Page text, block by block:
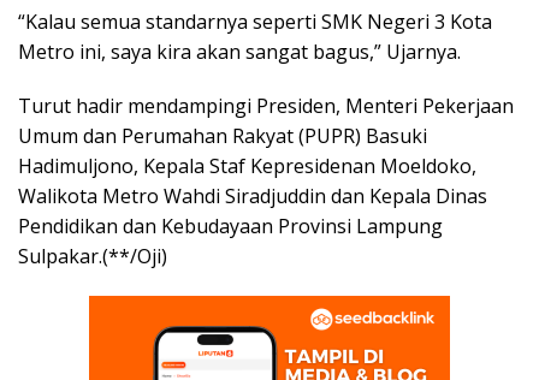
“Kalau semua standarnya seperti SMK Negeri 3 Kota
Metro ini, saya kira akan sangat bagus,” Ujarnya.
Turut hadir mendampingi Presiden, Menteri Pekerjaan
Umum dan Perumahan Rakyat (PUPR) Basuki
Hadimuljono, Kepala Staf Kepresidenan Moeldoko,
Walikota Metro Wahdi Siradjuddin dan Kepala Dinas
Pendidikan dan Kebudayaan Provinsi Lampung
Sulpakar.(**/Oji)